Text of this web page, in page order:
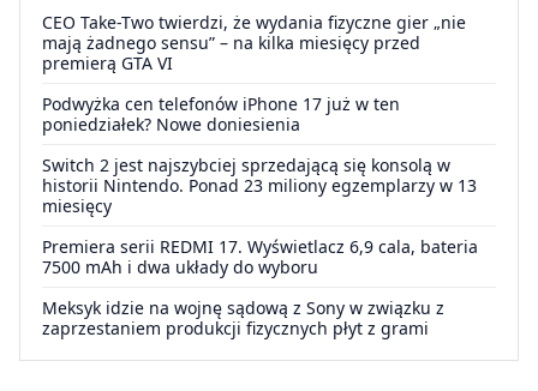
CEO Take-Two twierdzi, że wydania fizyczne gier „nie
mają żadnego sensu” – na kilka miesięcy przed
premierą GTA VI
Podwyżka cen telefonów iPhone 17 już w ten
poniedziałek? Nowe doniesienia
Switch 2 jest najszybciej sprzedającą się konsolą w
historii Nintendo. Ponad 23 miliony egzemplarzy w 13
miesięcy
Premiera serii REDMI 17. Wyświetlacz 6,9 cala, bateria
7500 mAh i dwa układy do wyboru
Meksyk idzie na wojnę sądową z Sony w związku z
zaprzestaniem produkcji fizycznych płyt z grami